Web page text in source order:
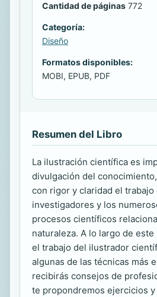
Cantidad de páginas 772
Categoría:
Diseño
Formatos disponibles:
MOBI, EPUB, PDF
Resumen del Libro
La ilustración científica es
divulgación del
con rigor y claridad el trabajo
investigadores y los
procesos científicos
naturaleza. A lo largo de
el trabajo del ilustrador
algunas de las técnicas más
recibirás consejos de
te propondremos ejercicios